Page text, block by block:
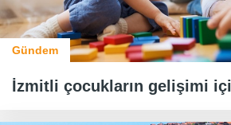
Gündem
İzmitli çocukların gelişimi